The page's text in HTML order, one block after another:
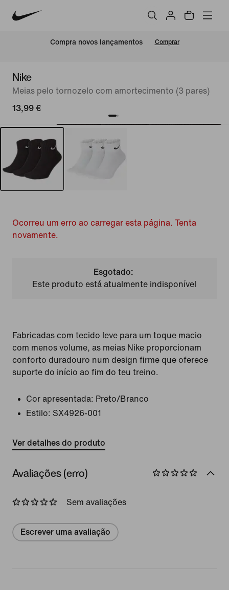
Compra novos lançamentos Comprar
Nike
Meias pelo tornozelo com amortecimento (3 pares)
13,99 €
Ocorreu um erro ao carregar esta página. Tenta
novamente.
Esgotado:
Este produto está atualmente indisponível
Fabricadas com tecido leve para um toque macio
com menos volume, as meias Nike proporcionam
conforto duradouro num design firme que oferece
suporte do início ao fim do teu treino.
Cor apresentada: Preto/Branco
Estilo: SX4926-001
Ver detalhes do produto
Avaliações (erro)
Sem avaliações
Escrever uma avaliação